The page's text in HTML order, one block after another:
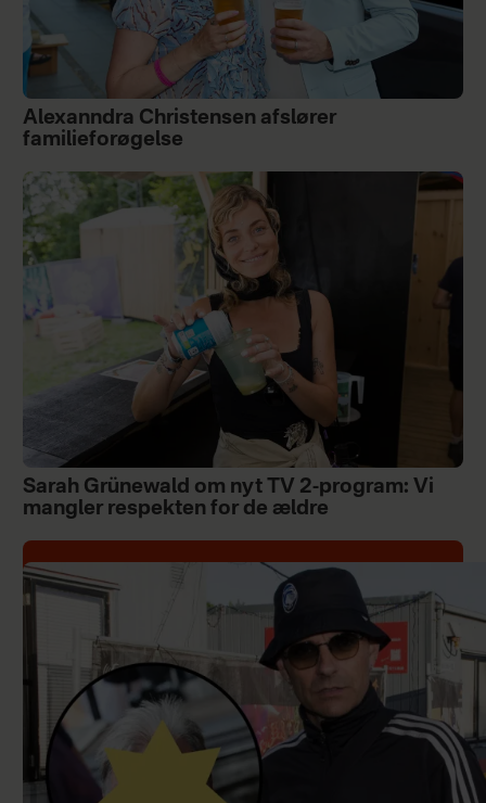
Alexanndra Christensen afslører
familieforøgelse
Sarah Grünewald om nyt TV 2-program: Vi
mangler respekten for de ældre